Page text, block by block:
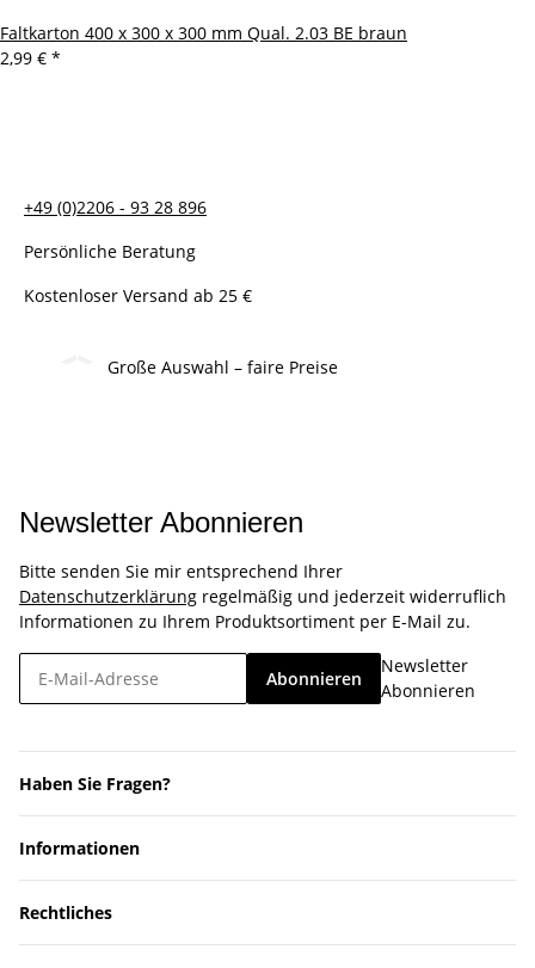
Faltkarton 400 x 300 x 300 mm Qual. 2.03 BE braun
2,99 € *
+49 (0)2206 - 93 28 896
Persönliche Beratung
Kostenloser Versand ab 25 €
Große Auswahl – faire Preise
Newsletter Abonnieren
Bitte senden Sie mir entsprechend Ihrer
Datenschutzerklärung regelmäßig und jederzeit widerruflich
Informationen zu Ihrem Produktsortiment per E-Mail zu.
Abonnieren
Newsletter
Abonnieren
Haben Sie Fragen?
Informationen
Rechtliches